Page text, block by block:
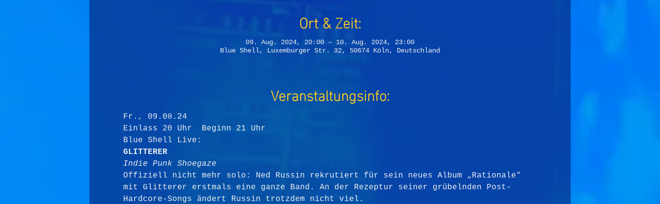
Ort & Zeit:
09. Aug. 2024, 20:00 – 10. Aug. 2024, 23:00
Blue Shell, Luxemburger Str. 32, 50674 Köln, Deutschland
Veranstaltungsinfo:
Fr., 09.08.24
Einlass 20 Uhr  Beginn 21 Uhr
Blue Shell Live:
GLITTERER
Indie Punk Shoegaze
Offiziell nicht mehr solo: Ned Russin rekrutiert für sein neues Album „Rationale“
mit Glitterer erstmals eine ganze Band. An der Rezeptur seiner grübelnden Post-
Hardcore-Songs ändert Russin trotzdem nicht viel.